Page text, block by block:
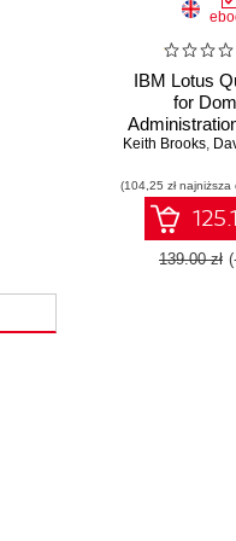
IBM Lotus
for
effective
building a
infrastructure
Lotus
Keith Brooks,
(104,25 zł
139.00 zł